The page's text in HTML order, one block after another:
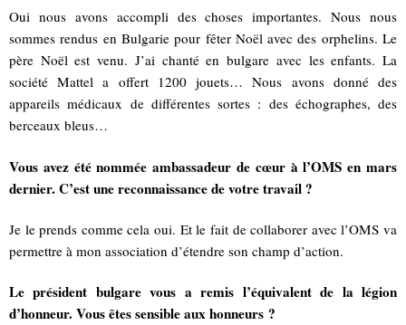
Oui nous avons accompli des choses importantes. Nous nous
sommes rendus en Bulgarie pour fêter Noël avec des orphelins. Le
père Noël est venu. J’ai chanté en bulgare avec les enfants. La
société Mattel a offert 1200 jouets… Nous avons donné des
appareils médicaux de différentes sortes : des échographes, des
berceaux bleus…
Vous avez été nommée ambassadeur de cœur à l’OMS en mars
dernier. C’est une reconnaissance de votre travail ?
Je le prends comme cela oui. Et le fait de collaborer avec l’OMS va
permettre à mon association d’étendre son champ d’action.
Le président bulgare vous a remis l’équivalent de la légion
d’honneur. Vous êtes sensible aux honneurs ?